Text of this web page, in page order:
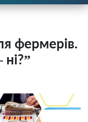
фермерів.